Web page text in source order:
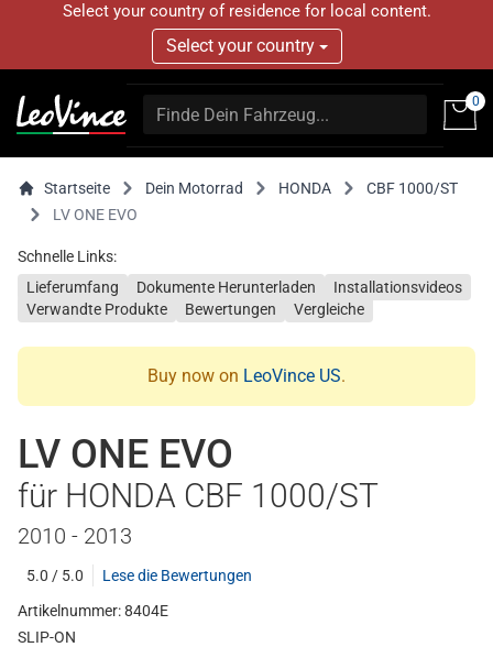
Select your country of residence for local content.
Select your country
0
Startseite Dein Motorrad HONDA
CBF 1000/ST
LV ONE EVO
Schnelle Links:
Lieferumfang
Dokumente Herunterladen
Installationsvideos
Verwandte Produkte
Bewertungen Vergleiche
Buy now on LeoVince US.
LV ONE EVO
für HONDA CBF 1000/ST
2010 - 2013
5.0 / 5.0
Lese die Bewertungen
Artikelnummer: 8404E
SLIP-ON